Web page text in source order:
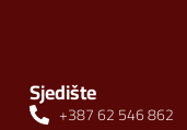
Sjedište
+387 62 546 862